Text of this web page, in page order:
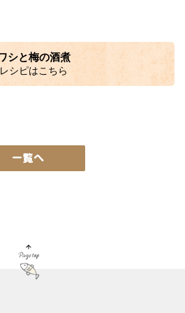
シと梅の酒煮
シピはこちら